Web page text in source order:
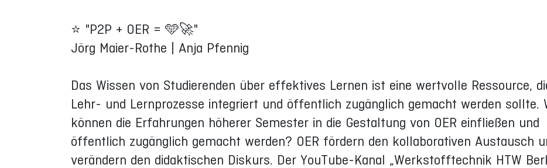
⭐ "P2P + OER = 🩵🚀"
Jörg Maier-Rothe | Anja Pfennig
Das Wissen von Studierenden über effektives Lernen ist eine wertvolle Ressource,
Lehr- und Lernprozesse integriert und öffentlich zugänglich gemacht werden sollte.
können die Erfahrungen höherer Semester in die Gestaltung von OER einfließen und
öffentlich zugänglich gemacht werden? OER fördern den kollaborativen Austausch
verändern den didaktischen Diskurs. Der YouTube-Kanal „Werkstofftechnik HTW